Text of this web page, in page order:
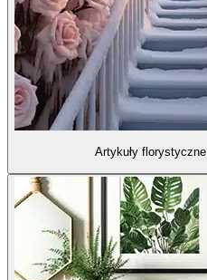
Artykuły florystyczne